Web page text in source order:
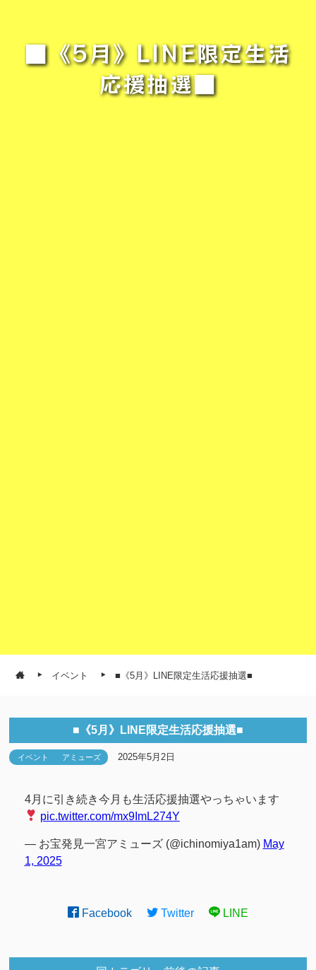
■《5月》LINE限定生活
応援抽選■
イベント ■《5月》LINE限定生活応援抽選■
■《5月》LINE限定生活応援抽選■
イベント アミューズ 2025年5月2日
4月に引き続き今月も生活応援抽選やっちゃいます
pic.twitter.com/mx9ImL274Y
— お宝発見一宮アミューズ (@ichinomiya1am) May
1, 2025
Facebook Twitter LINE